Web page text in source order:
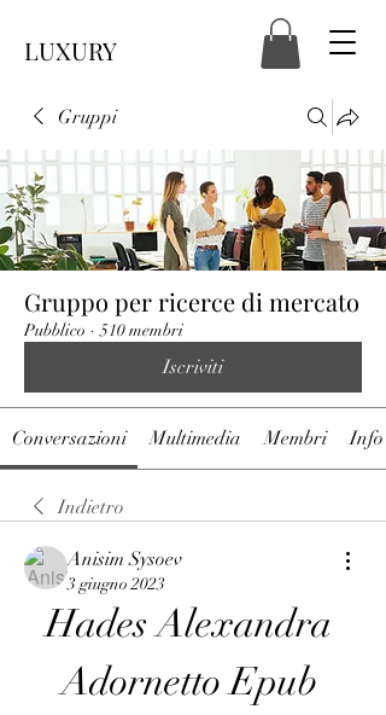
LUXURY
Gruppi
Gruppo per ricerce di mercato
Pubblico · 510 membri
Iscriviti
Conversazioni Multimedia Membri Info
Indietro
Anisim Sysoev
3 giugno 2023
Hades Alexandra
Adornetto Epub